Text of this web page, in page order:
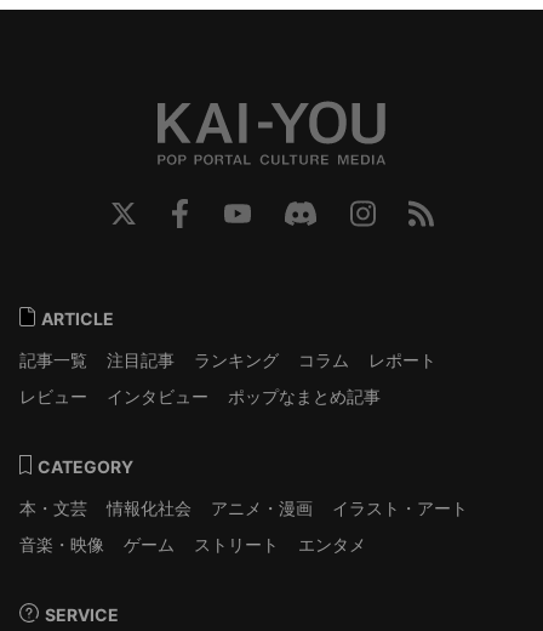
ARTICLE
記事一覧
注目記事 ランキング コラム
レポート
レビュー
インタビュー ポップなまとめ記事
CATEGORY
本・文芸
情報化社会 アニメ・漫画
イラスト・アート
音楽・映像
ゲーム ストリート エンタメ
SERVICE